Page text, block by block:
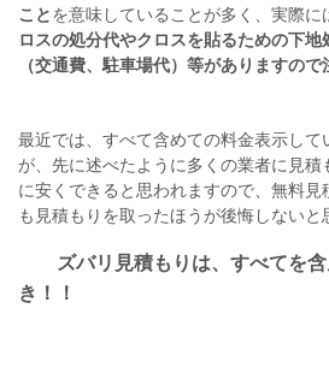
ことを意味していることが多く、実際に
ロスの処分代やクロスを貼るための下
（交通費、駐車場代）等がありますので
最近では、すべて含めての料金表示して
が、先に述べたように多くの業者に見
に安くできると思われますので、無料
も見積もりを取ったほうが後悔しないと
ズバリ見積もりは、すべてを含
き！！